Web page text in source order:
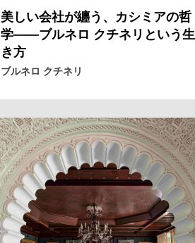
美しい会社が纏う、カシミアの哲
学——ブルネロ クチネリという生
き方
ブルネロ クチネリ